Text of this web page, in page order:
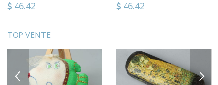
46.42 46.42
TOP VENTE
PREVIOUS NEXT